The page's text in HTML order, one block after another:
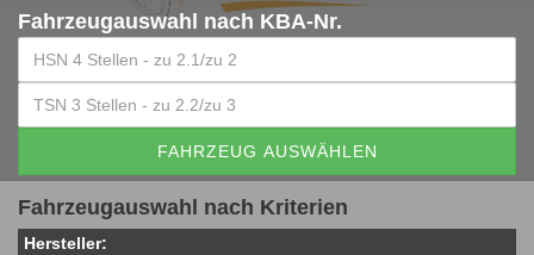
Fahrzeugauswahl nach KBA-Nr.
FAHRZEUG AUSWÄHLEN
Fahrzeugauswahl nach Kriterien
Hersteller: